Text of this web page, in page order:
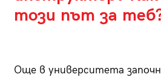
този път за
Още в университета